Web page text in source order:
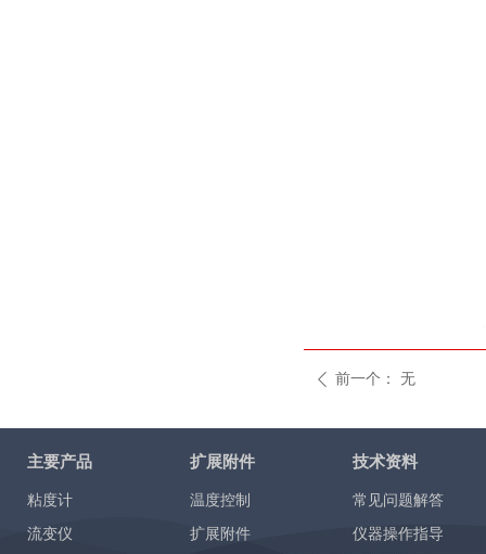
ꄴ 前一个： 无
常见问题解答
仪器操作指导
主要产品 技术资料
扩展附件
粘度计
流变仪
温度控制
扩展附件